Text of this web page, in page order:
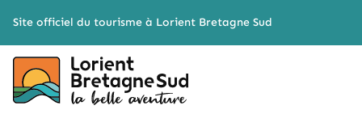
Site officiel du tourisme à Lorient Bretagne Sud